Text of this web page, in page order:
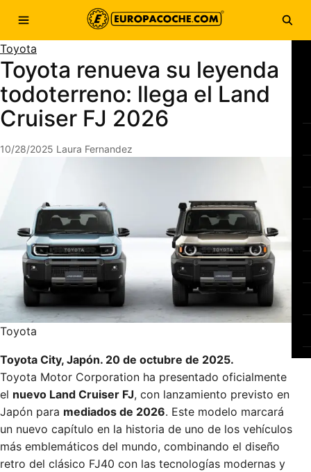
Saltar al contenido
Abrir menú
Toyota
Toyota renueva su leyenda
todoterreno: llega el Land
Cruiser FJ 2026
10/28/2025 Laura Fernandez
Toyota
Toyota City, Japón. 20 de octubre de 2025.
Toyota Motor Corporation ha presentado oficialmente
el nuevo Land Cruiser FJ, con lanzamiento previsto en
Japón para mediados de 2026. Este modelo marcará
un nuevo capítulo en la historia de uno de los vehículos
más emblemáticos del mundo, combinando el diseño
retro del clásico FJ40 con las tecnologías modernas y